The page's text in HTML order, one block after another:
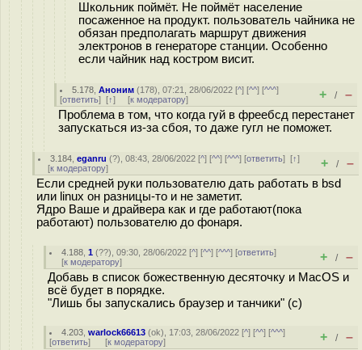
Школьник поймёт. Не поймёт население
посаженное на продукт. пользователь чайника не
обязан предполагать маршрут движения
электронов в генераторе станции. Особенно
если чайник над костром висит.
5.178 ,Аноним (178), 07:21, 28/06/2022 [^] [^^] [^^^]
[ответить] [↑] [к модератору] + / –
Проблема в том, что когда гуй в фреебсд перестанет
запускаться из-за сбоя, то даже гугл не поможет.
3.184 ,eganru (?), 08:43, 28/06/2022 [^] [^^] [^^^] [ответить][↑]
[к модератору] + / –
Если средней руки пользователю дать работать в bsd
или linux он разницы-то и не заметит.
Ядро Ваше и драйвера как и где работают(пока
работают) пользователю до фонаря.
4.188 ,1 (??), 09:30, 28/06/2022 [^] [^^] [^^^] [ответить]
[к модератору] + / –
Добавь в список божественную десяточку и MacOS и
всё будет в порядке.
"Лишь бы запускались браузер и танчики" (с)
4.203 ,warlock66613 (ok), 17:03, 28/06/2022 [^] [^^] [^^^]
[ответить] [к модератору] + / –